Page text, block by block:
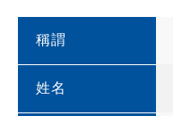
稱謂
姓名